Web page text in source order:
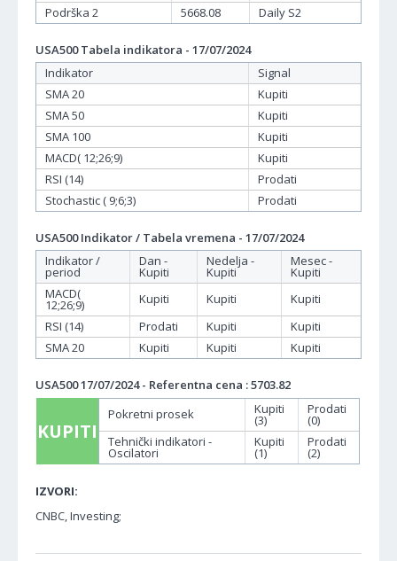
Podrška 2
5668.08 Daily S2
USA500 Tabela indikatora - 17/07/2024
Indikator
Signal
SMA 20
Kupiti
SMA 50
Kupiti
SMA 100
Kupiti
MACD( 12;26;9)
Kupiti
RSI (14)
Prodati
Stochastic ( 9;6;3)
Prodati
USA500 Indikator / Tabela vremena - 17/07/2024
Indikator /
period
Dan -
Kupiti
Nedelja -
Kupiti
Mesec -
Kupiti
MACD(
12;26;9) Kupiti Kupiti
Kupiti
RSI (14)
Prodati Kupiti
Kupiti
SMA 20
Kupiti Kupiti Kupiti
USA500 17/07/2024 - Referentna cena : 5703.82
KUPITI
Pokretni prosek Kupiti
(3)
Prodati
(0)
Tehnički indikatori -
Oscilatori
Kupiti
(1)
Prodati
(2)
IZVORI:
CNBC, Investing;